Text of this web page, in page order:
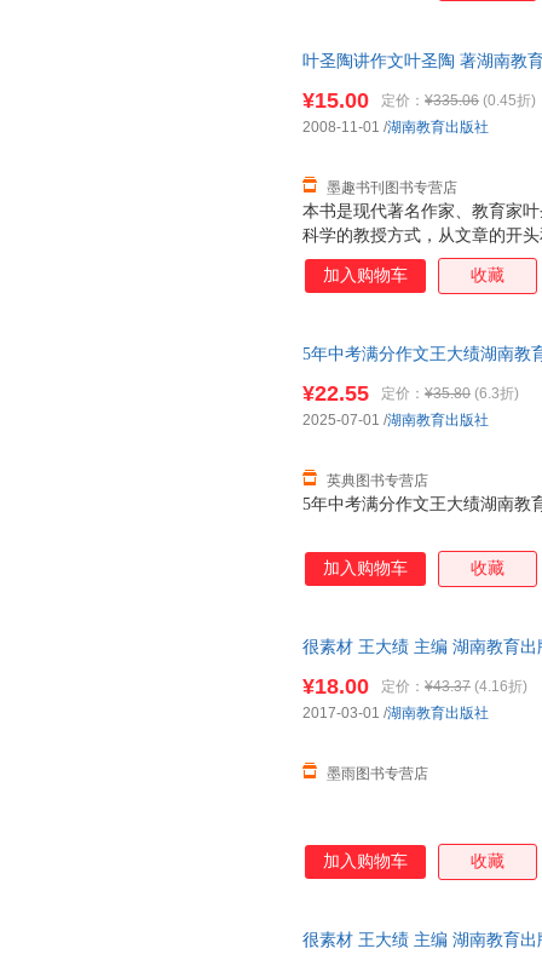
叶圣陶讲作文叶圣陶 著湖南教
本书是现代著名作家、教育家
科学的教授方式，从文章的开
文章写作的各个方面，揭示了
¥15.00 定价： ¥335.06 (0.45折)
墨趣书刊图书专营店
2008-11-01 /湖南教育出版社
加入购物车 收藏
5年中考满分作文王大绩湖南教
5年中考满分作文王大绩湖南教
¥22.55 定价： ¥35.80 (6.3折)
英典图书专营店
2025-07-01 /湖南教育出版社
加入购物车 收藏
很素材 王大绩 主编 湖南教育
¥18.00 定价： ¥43.37 (4.16折)
墨雨图书专营店
2017-03-01 /湖南教育出版社
加入购物车 收藏
很素材 王大绩 主编 湖南教育